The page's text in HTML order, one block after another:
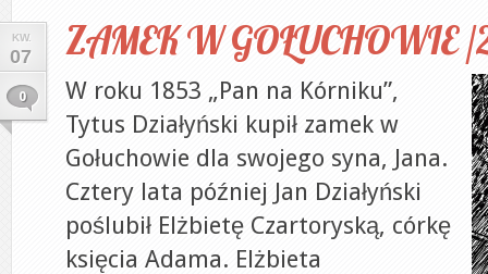
KW.
07
0
ZAMEK W GOŁUCHOWIE /
W roku 1853 „Pan na Kórniku”,
Tytus Działyński kupił zamek w
Gołuchowie dla swojego syna, Jana.
Cztery lata później Jan Działyński
poślubił Elżbietę Czartoryską, córkę
księcia Adama. Elżbieta